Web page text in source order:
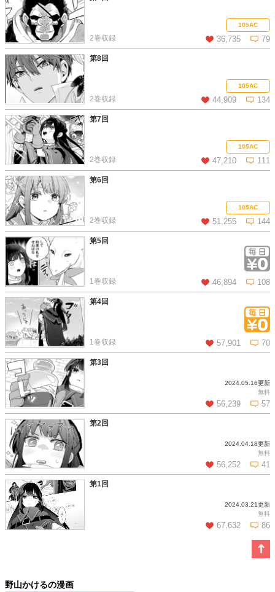
この話を読む コメントを見る105AC
36,735 79
2巻収録
この話を読む コメントを見る
第8回
105AC
44,909 134
2巻収録
この話を読む コメントを見る
第7回
105AC
47,210 111
2巻収録
この話を読む コメントを見る
第6回
105AC
51,255 144
2巻収録
この話を読む
第5回
46,894 108
1巻収録
この話を読む
第4回
57,901 70
1巻収録
この話を読む コメントを見る
第3回
2024.05.16更新
無料
56,239 57
この話を読む コメントを見る
第2回
2024.04.18更新
無料
56,252 41
この話を読む コメントを見る
第1回
2024.03.21更新
無料
67,632 86
野山かけるの漫画